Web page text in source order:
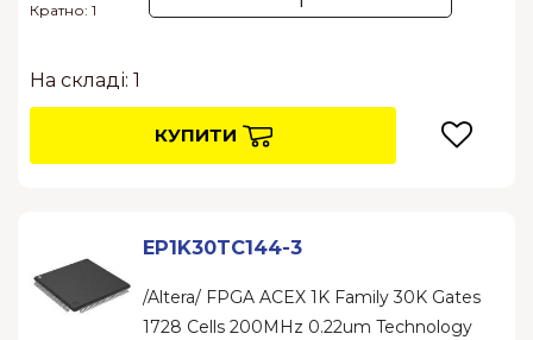
Кратно: 1
На складі: 1
КУПИТИ
EP1K30TC144-3
/Altera/ FPGA ACEX 1K Family 30K Gates
1728 Cells 200MHz 0.22um Technology